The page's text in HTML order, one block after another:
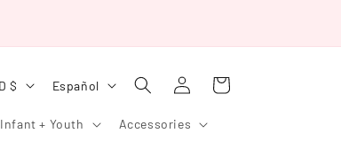
Infant + Youth Accessories
Estados Unidos | USD $
i
Español
Iniciar
sesión
Carrito